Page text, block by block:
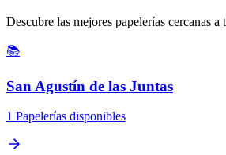
Descubre las mejores papelerías cercanas a
📚
San Agustín de las Juntas
1 Papelerías disponibles